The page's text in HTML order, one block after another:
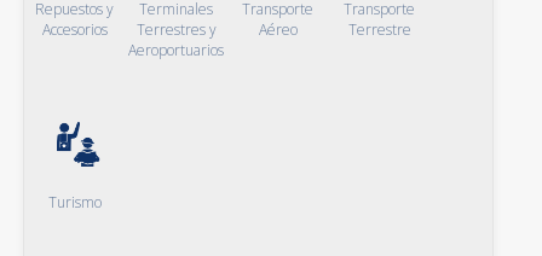
Repuestos y
Accesorios
Terminales
Terrestres y
Aeroportuarios
Transporte
Aéreo
Transporte
Terrestre
Turismo